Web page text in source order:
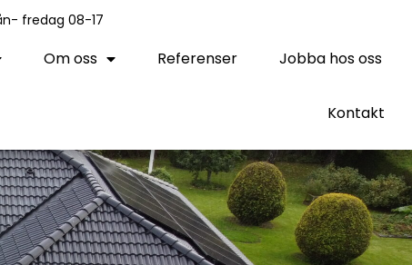
fredag 08-17
Om oss Referenser Jobba hos oss
Kontakt